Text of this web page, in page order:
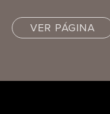
VER PÁGINA